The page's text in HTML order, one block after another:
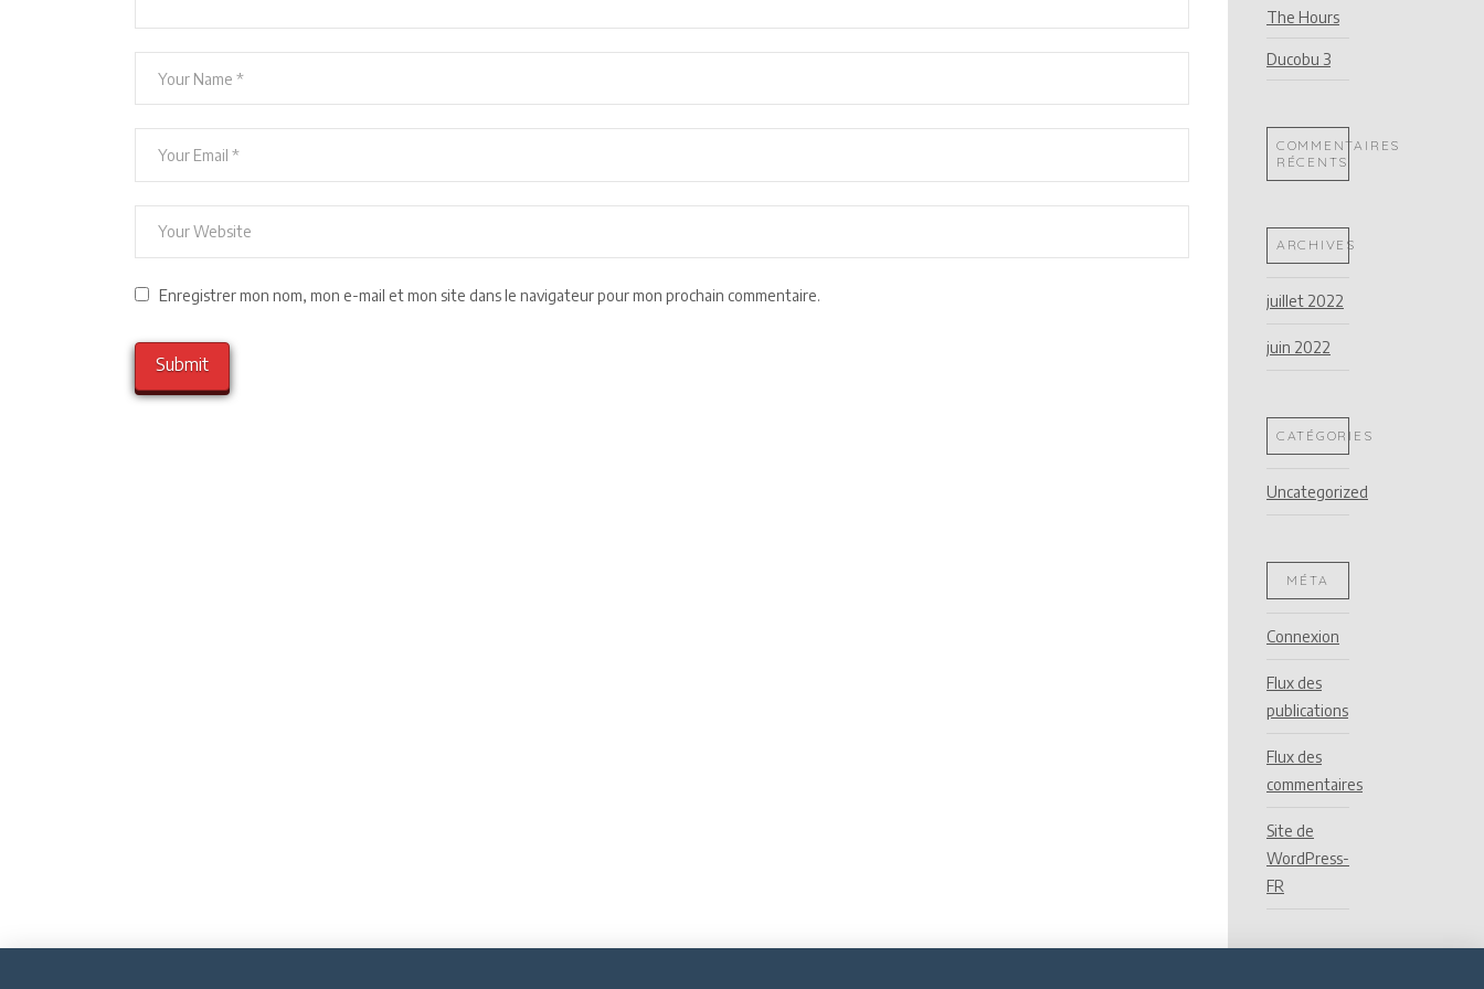
Enregistrer mon nom, mon e-mail et mon site dans le navigateur pour mon prochain commentaire.
The Hours
Ducobu 3
COMMENTAIRES
RÉCENTS
ARCHIVES
juillet 2022
juin 2022
CATÉGORIES
Uncategorized
MÉTA
Connexion
Flux des
publications
Flux des
commentaires
Site de
WordPress-
FR